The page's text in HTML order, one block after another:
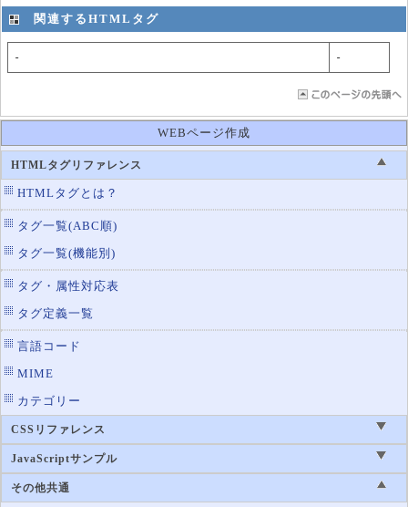
関連するHTMLタグ
- -
WEBページ作成
HTMLタグリファレンス
HTMLタグとは？
タグ一覧(ABC順)
タグ一覧(機能別)
タグ・属性対応表
タグ定義一覧
言語コード
MIME
カテゴリー
CSSリファレンス
JavaScriptサンプル
その他共通